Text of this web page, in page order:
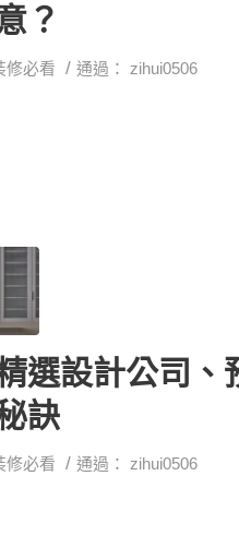
？
修必看 / 通過： zihui0506
選設計公司、
訣
修必看 / 通過： zihui0506